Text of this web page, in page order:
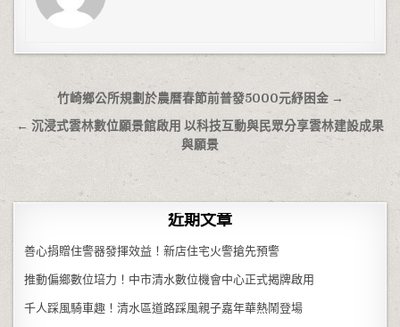
文章導覽
竹崎鄉公所規劃於農曆春節前普發5000元紓困金 →
← 沉浸式雲林數位願景館啟用 以科技互動與民眾分享雲林建設成果
與願景
近期文章
善心捐贈住警器發揮效益！新店住宅火警搶先預警
推動偏鄉數位培力！中市清水數位機會中心正式揭牌啟用
千人踩風騎車趣！清水區道路踩風親子嘉年華熱鬧登場